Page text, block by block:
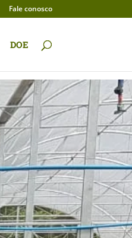
Fale conosco
DOE